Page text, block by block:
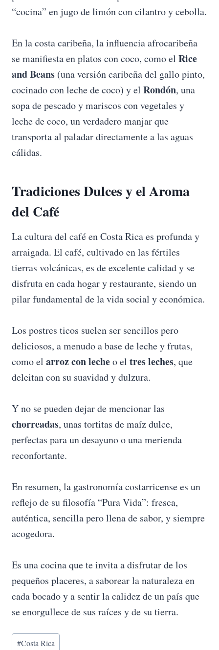
“cocina” en jugo de limón con cilantro y cebolla.
En la costa caribeña, la influencia afrocaribeña
se manifiesta en platos con coco, como el Rice
and Beans (una versión caribeña del gallo pinto,
cocinado con leche de coco) y el Rondón, una
sopa de pescado y mariscos con vegetales y
leche de coco, un verdadero manjar que
transporta al paladar directamente a las aguas
cálidas.
Tradiciones Dulces y el Aroma
del Café
La cultura del café en Costa Rica es profunda y
arraigada. El café, cultivado en las fértiles
tierras volcánicas, es de excelente calidad y se
disfruta en cada hogar y restaurante, siendo un
pilar fundamental de la vida social y económica.
Los postres ticos suelen ser sencillos pero
deliciosos, a menudo a base de leche y frutas,
como el arroz con lecheo el tres leches, que
deleitan con su suavidad y dulzura.
Y no se pueden dejar de mencionar las
chorreadas, unas tortitas de maíz dulce,
perfectas para un desayuno o una merienda
reconfortante.
En resumen, la gastronomía costarricense es un
reflejo de su filosofía “Pura Vida”: fresca,
auténtica, sencilla pero llena de sabor, y siempre
acogedora.
Es una cocina que te invita a disfrutar de los
pequeños placeres, a saborear la naturaleza en
cada bocado y a sentir la calidez de un país que
se enorgullece de sus raíces y de su tierra.
Etiquetas
#Costa Rica